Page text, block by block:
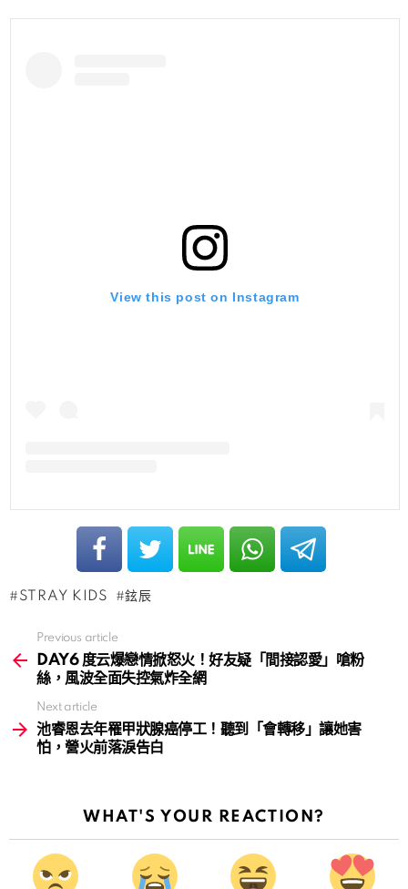
View this post on Instagram
STRAY KIDS 鉉辰
more
Previous article
DAY6 度云爆戀情掀怒火！好友疑「間接認愛」嗆粉
絲，風波全面失控氣炸全網
Next article
池睿恩去年罹甲狀腺癌停工！聽到「會轉移」讓她害
怕，營火前落淚告白
WHAT'S YOUR REACTION?